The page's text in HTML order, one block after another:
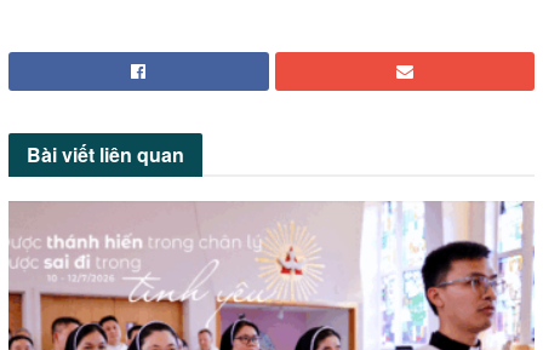
Bài viết liên quan